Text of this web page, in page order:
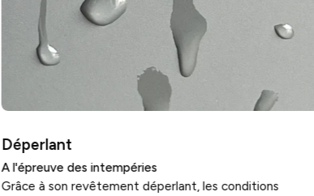
Déperlant
A l'épreuve des intempéries
Grâce à son revêtement déperlant, les conditions